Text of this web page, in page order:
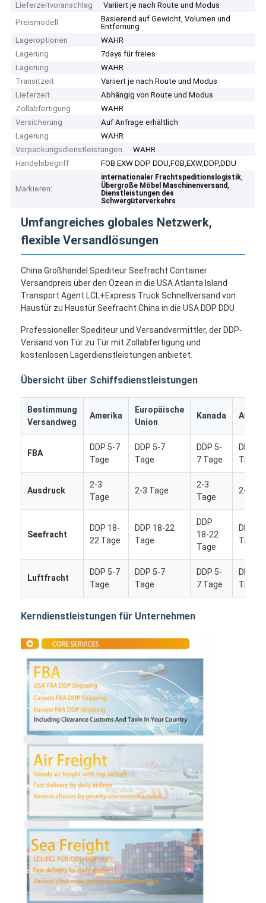
Startseite
Produkte
Fabrik Tour
Kontakt
Plaudern Sie Jetzt
Lieferzeitvoranschlag
Variiert je nach Route und Modus
Preismodell
Basierend auf Gewicht, Volumen und
Entfernung
Lageroptionen
WAHR
Lagerung
7days für freies
Lagerung
WAHR
Transitzeit
Variiert je nach Route und Modus
Lieferzeit
Abhängig von Route und Modus
Zollabfertigung
WAHR
Versicherung
Auf Anfrage erhältlich
Lagerung
WAHR
Verpackungsdienstleistungen
WAHR
Handelsbegriff
FOB EXW DDP DDU,FOB,EXW,DDP,DDU
Markieren:
internationaler Frachtspeditionslogistik,
Übergroße Möbel Maschinenversand,
Dienstleistungen des
Schwergüterverkehrs
Umfangreiches globales Netzwerk,
flexible Versandlösungen
China Großhandel Spediteur Seefracht Container
Versandpreis über den Ozean in die USA Atlanta Island
Transport Agent LCL+Express Truck Schnellversand von
Haustür zu Haustür Seefracht China in die USA DDP DDU
Professioneller Spediteur und Versandvermittler, der DDP-
Versand von Tür zu Tür mit Zollabfertigung und
kostenlosen Lagerdienstleistungen anbietet.
Übersicht über Schiffsdienstleistungen
Bestimmung
Versandweg
Amerika
Europäische
Union
Kanada
FBA
DDP 5-7
Tage
DDP 5-7
Tage
DDP 5-
7 Tage
DDP
Tage
Ausdruck
2-3
Tage
2-3 Tage
2-3
Tage
2-3
Seefracht
DDP 18-
22 Tage
DDP 18-22
Tage
DDP
18-22
Tage
DDP
Tage
Luftfracht
DDP 5-7
Tage
DDP 5-7
Tage
DDP 5-
7 Tage
DDP
Tage
Kerndienstleistungen für Unternehmen